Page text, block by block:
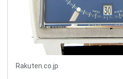
Rakuten.co.jp